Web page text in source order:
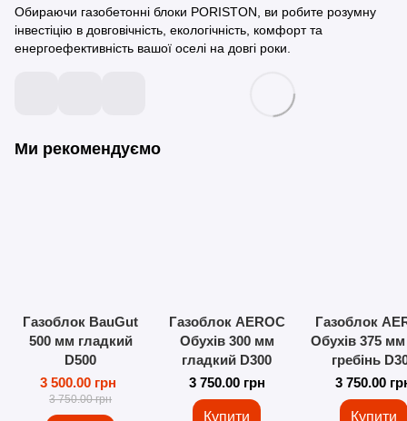
Обираючи газобетонні блоки PORISTON, ви робите розумну
інвестіцію в довговічність, екологічність, комфорт та
енергоефективність вашої оселі на довгі роки.
Ми рекомендуємо
Газоблок BauGut
500 мм гладкий
D500
3 500.00 грн
3 750.00 грн
Газоблок AEROC
Обухів 300 мм
гладкий D300
3 750.00 грн
Купити
Газоблок
Обухів 375
гребінь
3 750.00
Купити